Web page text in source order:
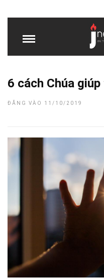
6 cách Chúa
ĐĂNG VÀO 11/10/2019